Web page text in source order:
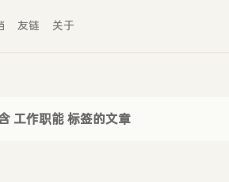
友链 关于
工作职能 标签的文章